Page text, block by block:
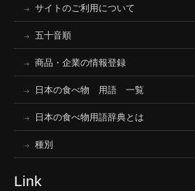
サイトのご利用について
五十音順
商品・企業の情報登録
日本の食べ物 用語 一覧
日本の食べ物用語辞典とは
種別
Link